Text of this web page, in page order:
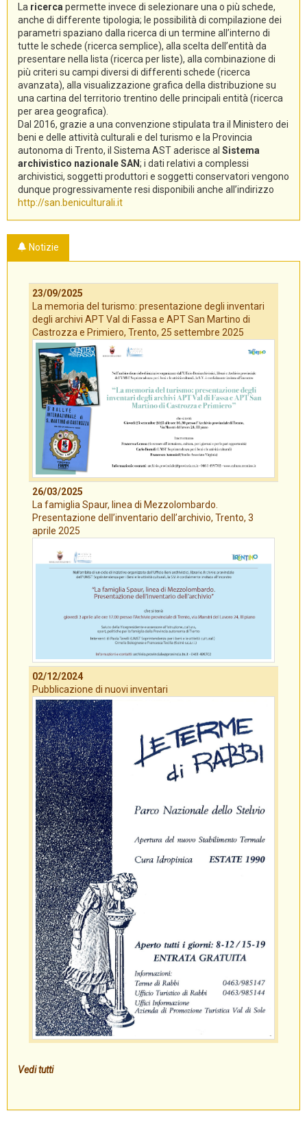
La ricerca permette invece di selezionare una o più schede,
anche di differente tipologia; le possibilità di compilazione dei
parametri spaziano dalla ricerca di un termine all’interno di
tutte le schede (ricerca semplice), alla scelta dell’entità da
presentare nella lista (ricerca per liste), alla combinazione di
più criteri su campi diversi di differenti schede (ricerca
avanzata), alla visualizzazione grafica della distribuzione su
una cartina del territorio trentino delle principali entità (ricerca
per area geografica).
Dal 2016, grazie a una convenzione stipulata tra il Ministero dei
beni e delle attività culturali e del turismo e la Provincia
autonoma di Trento, il Sistema AST aderisce al Sistema
archivistico nazionale SAN; i dati relativi a complessi
archivistici, soggetti produttori e soggetti conservatori vengono
dunque progressivamente resi disponibili anche all’indirizzo
http://san.beniculturali.it
Notizie
23/09/2025
La memoria del turismo: presentazione degli inventari
degli archivi APT Val di Fassa e APT San Martino di
Castrozza e Primiero, Trento, 25 settembre 2025
26/03/2025
La famiglia Spaur, linea di Mezzolombardo.
Presentazione dell’inventario dell’archivio, Trento, 3
aprile 2025
02/12/2024
Pubblicazione di nuovi inventari
Vedi tutti